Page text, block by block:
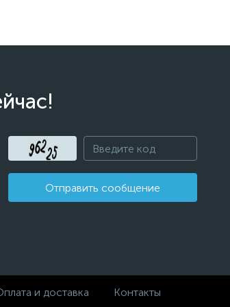
Отправить сообщение
и доставка Контакты